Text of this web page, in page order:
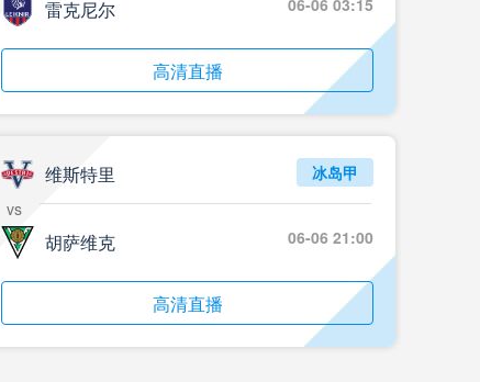
标签
比赛录像
标签
比赛录像 成都蓉城
标签
2025年5月21日
标签
比赛录像
05月22日 水晶宫vs狼队 全场录像回放
雷克尼尔 06-06 03:15
高清直播
维斯特里
vs
胡萨维克
冰岛甲
06-06 21:00
高清直播